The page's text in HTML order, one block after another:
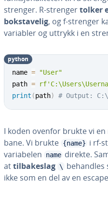
strenger. R-strengertolker
bokstavelig, og f-strenger
variabler og uttrykk i en
name =
"User"
path =
print (path) # Output:
python
I koden ovenfor brukte vi
bane. Vi brukte {name} i rf-
variabelen
name direkte.
attilbakeslag \
behandles
ikke som en del av en